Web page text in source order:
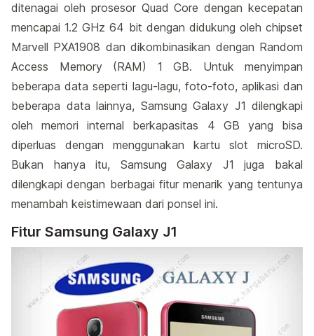
ditenagai oleh prosesor Quad Core dengan kecepatan
mencapai 1.2 GHz 64 bit dengan didukung oleh chipset
Marvell PXA1908 dan dikombinasikan dengan Random
Access Memory (RAM) 1 GB. Untuk menyimpan
beberapa data seperti lagu-lagu, foto-foto, aplikasi dan
beberapa data lainnya, Samsung Galaxy J1 dilengkapi
oleh memori internal berkapasitas 4 GB yang bisa
diperluas dengan menggunakan kartu slot microSD.
Bukan hanya itu, Samsung Galaxy J1 juga bakal
dilengkapi dengan berbagai fitur menarik yang tentunya
menambah keistimewaan dari ponsel ini.
Fitur Samsung Galaxy J1